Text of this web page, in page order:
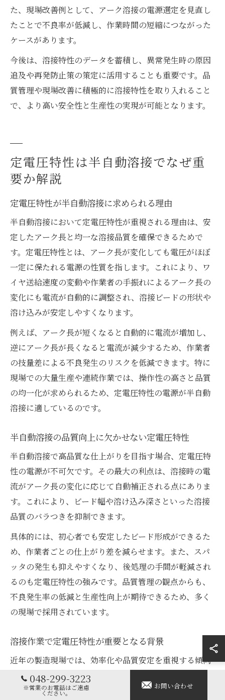
た、現場改善例として、アーク溶接の電源選定を見直し
たことで不良率が低減し、作業時間の短縮につながった
ケースがあります。
今後は、溶接特性のデータを蓄積し、異常発生時の原因
追及や再発防止策の策定に活用することも重要です。品
質管理や現場改善に積極的に溶接特性を取り入れること
で、より高い安全性と生産性の実現が可能となります。
定電圧特性は半自動溶接でなぜ重
要か解説
定電圧特性が半自動溶接に求められる理由
半自動溶接において定電圧特性が重視される理由は、安
定したアーク長と均一な溶接品質を確保できるためで
す。定電圧特性とは、アーク長が変化しても電圧がほぼ
一定に保たれる電源の性質を指します。これにより、ワ
イヤ送給速度の変動や作業者の手振れによるアーク長の
変化にも電流が自動的に調整され、溶接ビードの形状や
溶け込みが安定しやすくなります。
例えば、アーク長が短くなると自動的に電流が増加し、
逆にアーク長が長くなると電流が減少するため、作業者
の技量差による不良発生のリスクを低減できます。特に
現場での大量生産や連続作業では、操作性の高さと品質
の均一化が求められるため、定電圧特性の電源が半自動
溶接に適しているのです。
半自動溶接の品質向上に欠かせない定電圧特性
半自動溶接で高品質な仕上がりを目指す場合、定電圧特
性の電源が不可欠です。その最大の利点は、溶接時の電
流がアーク長の変化に応じて自動補正される点にありま
す。これにより、ビード幅や溶け込み深さといった溶接
品質のバラつきを抑制できます。
具体的には、初心者でも安定したビード形成ができるた
め、作業者ごとの仕上がり差を減らせます。また、スパ
ッタの発生も抑えやすくなり、後処理の手間が軽減され
るのも定電圧特性の強みです。品質管理の観点からも、
不良発生率の低減と生産性向上が期待できるため、多く
の現場で採用されています。
溶接作業で定電圧特性が重要となる背景
近年の製造現場では、効率化や品質安定を重視する傾向
が強まっています。その中で、定電圧特性の溶接電源
は、作業者の技量やアーク長の変動による不良リスクを
048-299-3223
※営業のお電話はご遠慮
ください。
お問い合わせ